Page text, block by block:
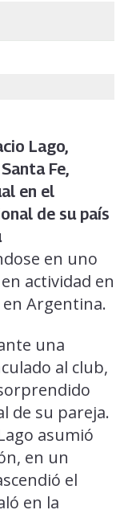
Lago,
Fe,
en el
de su país
en uno
actividad en
Argentina.
una
al club,
de su pareja.
asumió
en un
el
en la